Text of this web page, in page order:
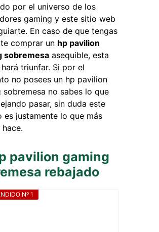
por el universo de los
gaming y este sitio web
En caso de que tengas
comprar un hp pavilion
sobremesa asequible, esta
triunfar. Si por el
no posees un hp pavilion
sobremesa no sabes lo que
pasar, sin duda este
es justamente lo que más
pavilion gaming
rebajado
Nº 1